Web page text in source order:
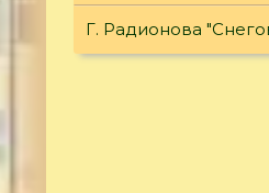
Г. Радионова